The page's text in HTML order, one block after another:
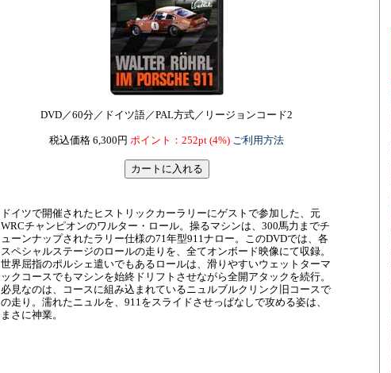
DVD／60分／ドイツ語／PAL方式／リージョンコード2
税込価格 6,300円 ポイント：252pt (4%) ご利用方法
ドイツで開催されたヒストリックカーラリーにゲストで参加した、元
WRCチャンピオンのワルター・ロール。操るマシンは、300馬力までチ
ューンナップされたラリー仕様の71年型911ナロー。このDVDでは、各
スペシャルステージのロールの走りを、全てオンボード映像にて収録。
世界屈指のポルシェ遣いでもあるロールは、滑りやすいウェットターマ
ックコースでもマシンを始終ドリフトさせながら全開アタックを続行。
必見なのは、コースに組み込まれているニュルブルクリンク旧コースで
の走り。濡れたニュルを、911をスライドさせっぱなしで攻める姿は、
まさに神業。